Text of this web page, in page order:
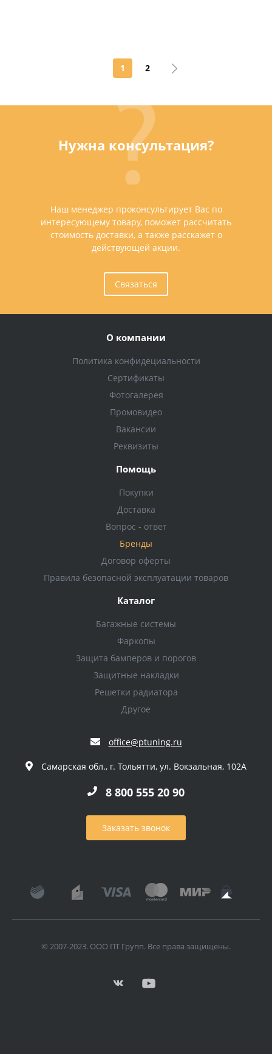
1 2
Нужна консультация?
Наш менеджер проконсультирует Вас по
интересующему товару, поможет рассчитать
стоимость доставки, а также расскажет о
действующей акции.
Связаться
О компании
Политика конфидециальности
Сертификаты
Фотогалерея
Промовидео
Вакансии
Реквизиты
Помощь
Покупки
Доставка
Вопрос - ответ
Бренды
Договор оферты
Правила безопасной эксплуатации товаров
Каталог
Багажные системы
Фаркопы
Защита бамперов и порогов
Защитные накладки
Решетки радиатора
Другое
office@ptuning.ru
Самарская обл., г. Тольятти, ул. Вокзальная, 102А
8 800 555 20 90
Заказать звонок
© 2007-2023. ООО ПТ Групп. Все права защищены.